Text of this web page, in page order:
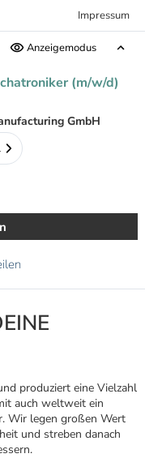
Impressum
Anzeigemodus
(m/w/d)
GmbH
produziert eine Vielzahl
auch weltweit ein
Wir legen großen Wert
und streben danach